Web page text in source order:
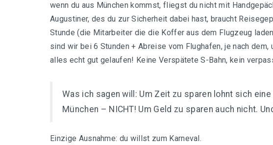
wenn du aus München kommst, fliegst du nicht mit
Augustiner, des du zur Sicherheit dabei hast, braucht
Stunde (die Mitarbeiter die die Koffer aus dem Flugzeug
sind wir bei 6 Stunden + Abreise vom Flughafen, je nach dem,
alles echt gut gelaufen! Keine Verspätete S-Bahn, kein
Was ich sagen will: Um Zeit zu sparen lohnt sich
München – NICHT! Um Geld zu sparen auch nicht.
Einzige Ausnahme: du willst zum Karneval.